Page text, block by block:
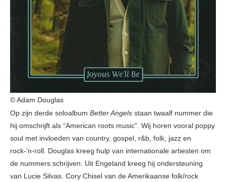
© Adam Douglas
Op zijn derde soloalbum Better Angels staan twaalf nummer die
hij omschrijft als “American roots music”. Wij horen vooral poppy
soul met invloeden van country, gospel, r&b, folk, jazz en
rock-‘n-roll. Douglas kreeg hulp van internationale artiesten om
de nummers schrijven. Uit Engeland kreeg hij ondersteuning
van Lucie Silvas. Cory Chisel van de Amerikaanse folk/rock